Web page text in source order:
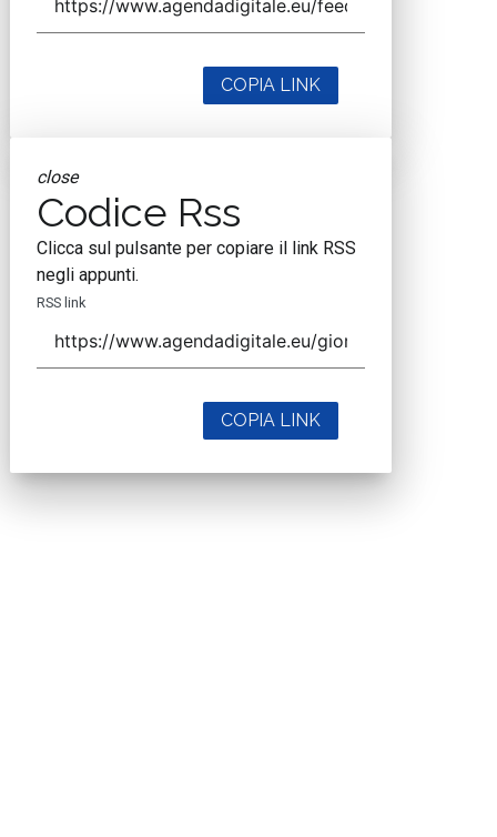
COPIA LINK
close
Codice Rss
Clicca sul pulsante per copiare il link RSS
negli appunti.
RSS link
COPIA LINK